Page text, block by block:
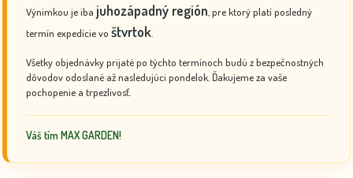
Výnimkou je iba juhozápadný región , pre ktorý platí posledný
termín expedície vo štvrtok
Všetky objednávky prijaté po týchto termínoch budú z bezpečnostných
dôvodov odoslané až nasledujúci pondelok. Ďakujeme za vaše
pochopenie a trpezlivosť.
Váš tím MAX GARDEN!